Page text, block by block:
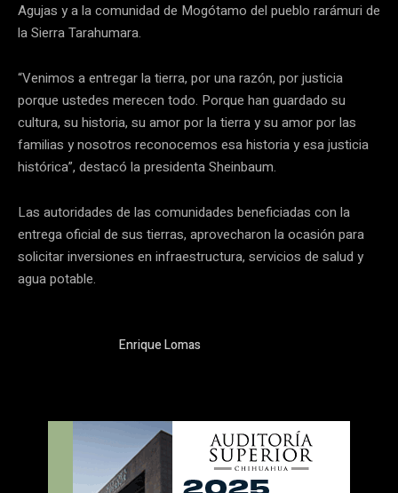
Agujas y a la comunidad de Mogótamo del pueblo rarámuri de
la Sierra Tarahumara.
“Venimos a entregar la tierra, por una razón, por justicia
porque ustedes merecen todo. Porque han guardado su
cultura, su historia, su amor por la tierra y su amor por las
familias y nosotros reconocemos esa historia y esa justicia
histórica”, destacó la presidenta Sheinbaum.
Las autoridades de las comunidades beneficiadas con la
entrega oficial de sus tierras, aprovecharon la ocasión para
solicitar inversiones en infraestructura, servicios de salud y
agua potable.
Enrique Lomas